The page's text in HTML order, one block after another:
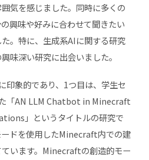
気を感じました。同時に多くの
興味や好みに合わせて聞きたい
。特に、生成系AIに関する研究
味深い研究に出会いました。
印象的であり、1つ目は、学生セ
「AN LLM Chatbot in Minecraft
」というタイトルの研究で
ドを使用したMinecraft内での建
います。Minecraftの創造的モー